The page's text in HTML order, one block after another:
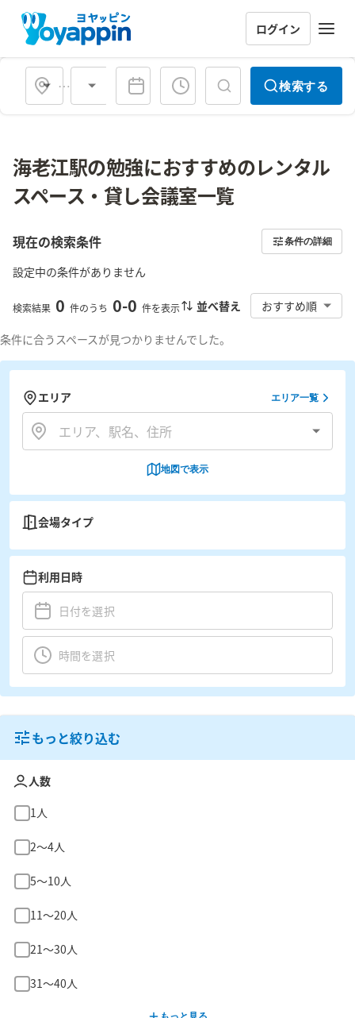
ログイン
会場タイプ 検索する
海老江駅の勉強におすすめのレンタル
スペース・貸し会議室一覧
現在の検索条件 条件の詳細
設定中の条件がありません
検索結果 0 件のうち 0-0 件を表示 並べ替え おすすめ順
条件に合うスペースが見つかりませんでした。
エリア エリア一覧
地図で表示
会場タイプ
利用日時
もっと絞り込む
人数
1人
2〜4人
5〜10人
11〜20人
21〜30人
31〜40人